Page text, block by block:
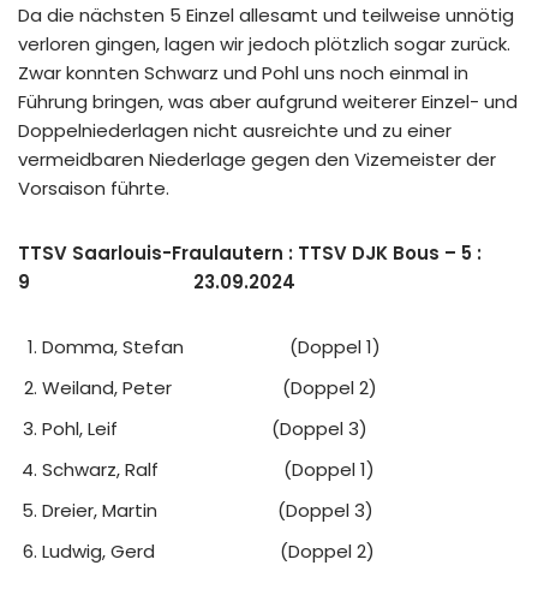
Da die nächsten 5 Einzel allesamt und teilweise unnötig
verloren gingen, lagen wir jedoch plötzlich sogar zurück.
Zwar konnten Schwarz und Pohl uns noch einmal in
Führung bringen, was aber aufgrund weiterer Einzel- und
Doppelniederlagen nicht ausreichte und zu einer
vermeidbaren Niederlage gegen den Vizemeister der
Vorsaison führte.
TTSV Saarlouis-Fraulautern : TTSV DJK Bous – 5 :
9 23.09.2024
Domma, Stefan (Doppel 1)
Weiland, Peter (Doppel 2)
Pohl, Leif (Doppel 3)
Schwarz, Ralf (Doppel 1)
Dreier, Martin (Doppel 3)
Ludwig, Gerd (Doppel 2)